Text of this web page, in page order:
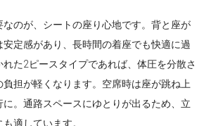
のが、シートの座り心地です。背と座が
定感があり、長時間の着座でも快適に過
た2ピースタイプであれば、体圧を分散さ
担が軽くなります。空席時は座が跳ね上
。通路スペースにゆとりが出るため、立
適しています。